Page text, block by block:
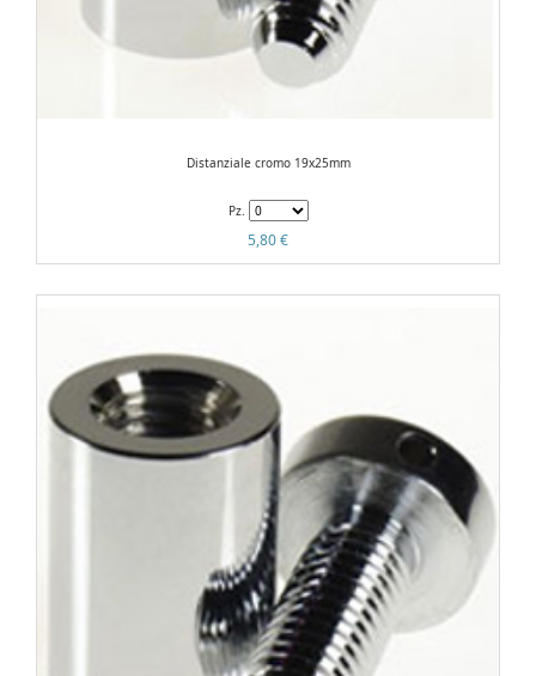
Distanziale cromo 19x25mm
Pz.
5,80 €